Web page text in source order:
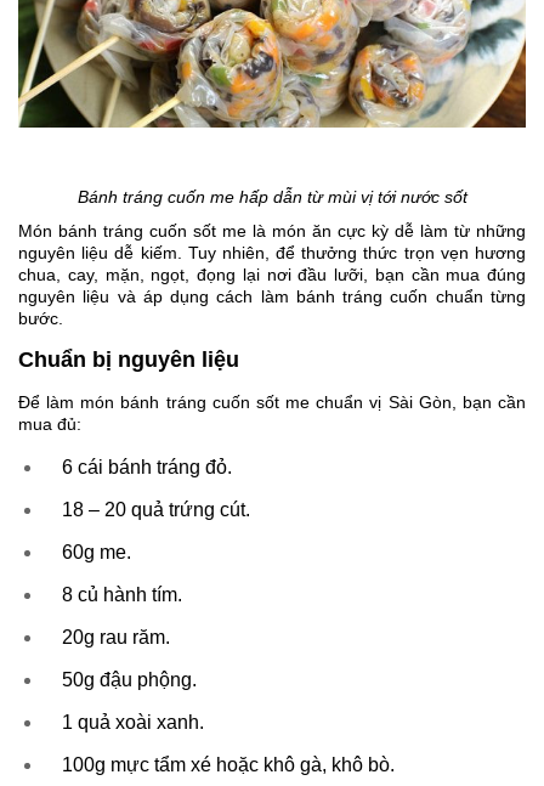
Bánh tráng cuốn me hấp dẫn từ mùi vị tới nước sốt
Món bánh tráng cuốn sốt me là món ăn cực kỳ dễ làm từ những
nguyên liệu dễ kiếm. Tuy nhiên, để thưởng thức trọn vẹn hương
chua, cay, mặn, ngọt, đọng lại nơi đầu lưỡi, bạn cần mua đúng
nguyên liệu và áp dụng cách làm bánh tráng cuốn chuẩn từng
bước.
Chuẩn bị nguyên liệu
Để làm món bánh tráng cuốn sốt me chuẩn vị Sài Gòn, bạn cần
mua đủ:
6 cái bánh tráng đỏ.
18 – 20 quả trứng cút.
60g me.
8 củ hành tím.
20g rau răm.
50g đậu phộng.
1 quả xoài xanh.
100g mực tẩm xé hoặc khô gà, khô bò.